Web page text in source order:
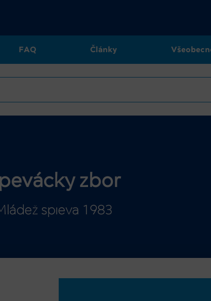
FAQ Články
zbor
spieva 1983